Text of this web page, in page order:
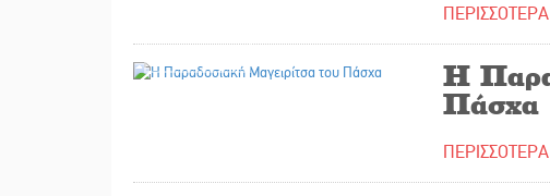
ΠΕΡΙΣΣΟΤΕΡΑ
Η
Πάσχα
ΠΕΡΙΣΣΟΤΕΡΑ